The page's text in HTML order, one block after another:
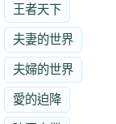
王者天下
夫妻的世界
夫婦的世界
愛的迫降